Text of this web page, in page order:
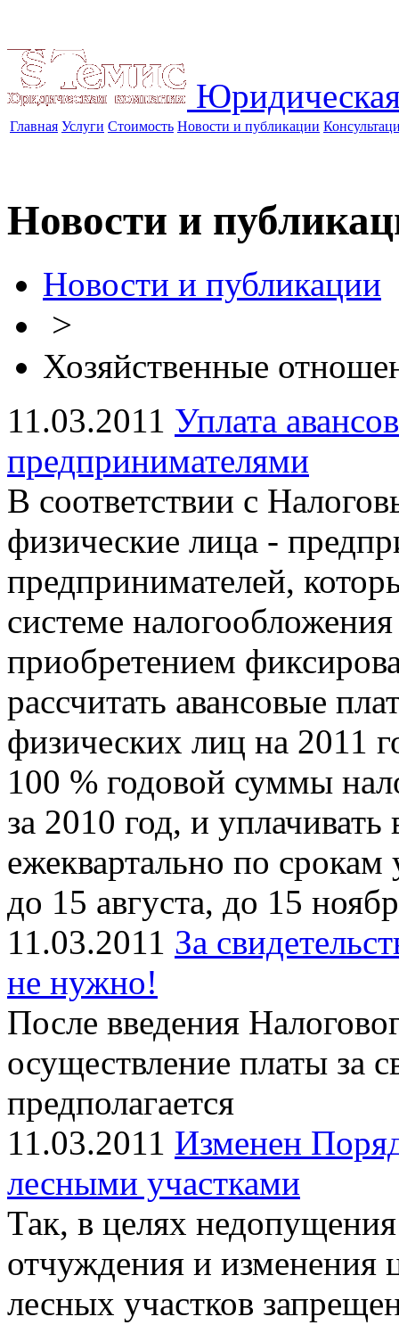
Главная Услуги Стоимость Новости и публикации
Новости и
Новости и публикации
>
Хозяйственные
11.03.2011 Уплата
предпринимателями
В соответствии с
физические лица -
предпринимателей,
системе
приобретением
рассчитать авансовые
физических лиц на 2011
100 % годовой суммы
за 2010 год, и
ежеквартально по
до 15 августа, до 15
11.03.2011 За
не нужно!
После введения
осуществление платы за
предполагается
11.03.2011 Изменен
лесными участками
Так, в целях
отчуждения и изменения
лесных участков